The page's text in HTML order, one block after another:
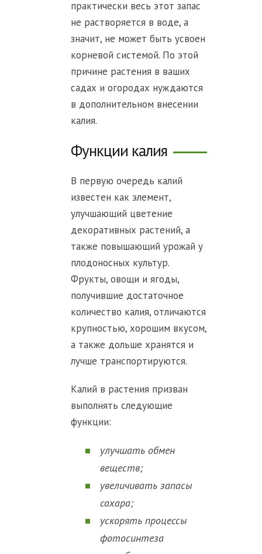
практически весь этот запас
не растворяется в воде, а
значит, не может быть усвоен
корневой системой. По этой
причине растения в ваших
садах и огородах нуждаются
в дополнительном внесении
калия.
Функции калия
В первую очередь калий
известен как элемент,
улучшающий цветение
декоративных растений, а
также повышающий урожай у
плодоносных культур.
Фрукты, овощи и ягоды,
получившие достаточное
количество калия, отличаются
крупностью, хорошим вкусом,
а также дольше хранятся и
лучше транспортируются.
Калий в растения призван
выполнять следующие
функции:
улучшать обмен
веществ;
увеличивать запасы
сахара;
ускорять процессы
фотосинтеза